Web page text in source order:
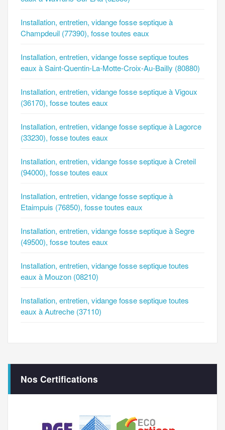
Installation, entretien, vidange fosse septique à
Champdeuil (77390), fosse toutes eaux
Installation, entretien, vidange fosse septique toutes
eaux à Saint-Quentin-La-Motte-Croix-Au-Bailly (80880)
Installation, entretien, vidange fosse septique à Vigoux
(36170), fosse toutes eaux
Installation, entretien, vidange fosse septique à Lagorce
(33230), fosse toutes eaux
Installation, entretien, vidange fosse septique à Creteil
(94000), fosse toutes eaux
Installation, entretien, vidange fosse septique à
Etaimpuis (76850), fosse toutes eaux
Installation, entretien, vidange fosse septique à Segre
(49500), fosse toutes eaux
Installation, entretien, vidange fosse septique toutes
eaux à Mouzon (08210)
Installation, entretien, vidange fosse septique toutes
eaux à Autreche (37110)
Nos Certifications